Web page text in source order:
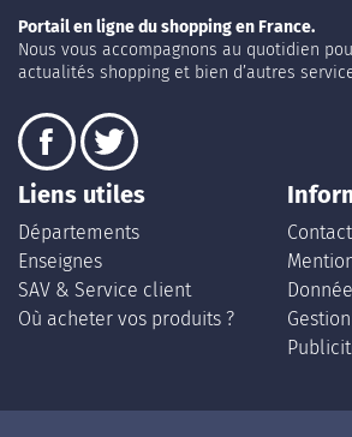
Portail en ligne du shopping en France.
Nous vous accompagnons au quotidien
actualités shopping et bien d’autres
Liens utiles
Départements
Enseignes
SAV & Service client
Où acheter vos produits ?
Contact